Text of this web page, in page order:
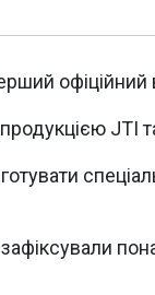
офіційний
JTI